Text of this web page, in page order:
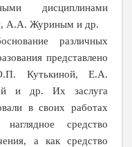
дисциплинами
А.А. Журиным и др.
различных
представлено
Кутькиной, Е.А.
и др. Их заслуга
в своих работах
средство
а как средство